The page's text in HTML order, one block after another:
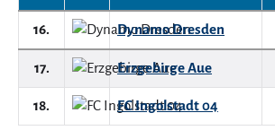
16. Dynamo Dresden
17. Erzgebirge Aue
18. FC Ingolstadt 04